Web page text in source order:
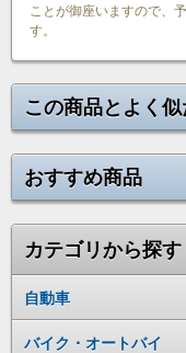
ことが御座いますので、
す。
この商品とよく
おすすめ商品
カテゴリから探す
自動車
バイク・オートバイ